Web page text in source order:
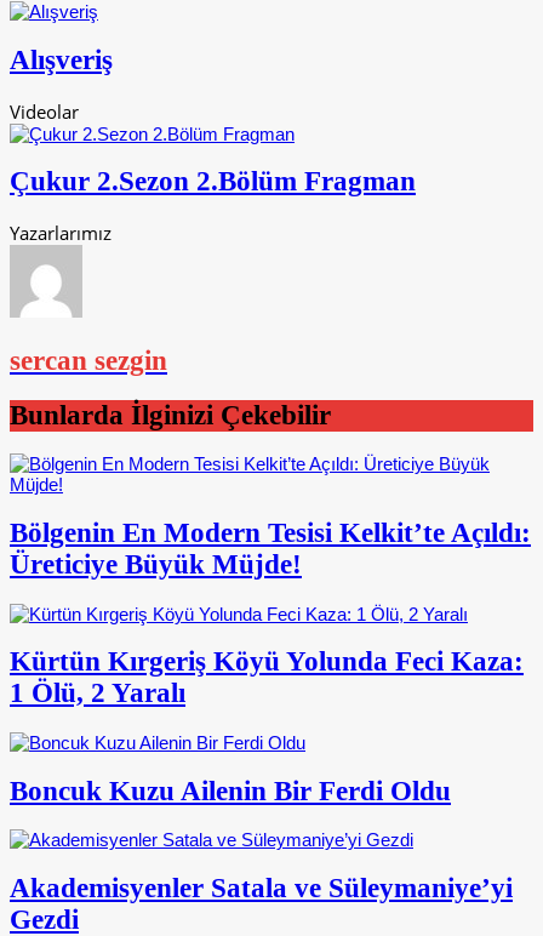
Alışveriş
Videolar
Çukur 2.Sezon 2.Bölüm Fragman
Yazarlarımız
sercan sezgin
Bunlarda İlginizi Çekebilir
Bölgenin En Modern Tesisi Kelkit’te Açıldı:
Üreticiye Büyük Müjde!
Kürtün Kırgeriş Köyü Yolunda Feci Kaza:
1 Ölü, 2 Yaralı
Boncuk Kuzu Ailenin Bir Ferdi Oldu
Akademisyenler Satala ve Süleymaniye’yi
Gezdi